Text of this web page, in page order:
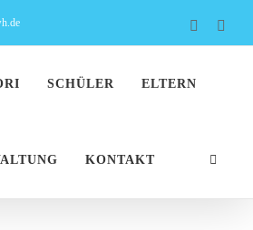
Facebook
SCHÜLER ELTERN
KONTAKT